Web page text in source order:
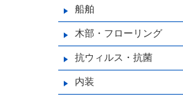
船舶
木部・フローリング
抗ウィルス・抗菌
内装